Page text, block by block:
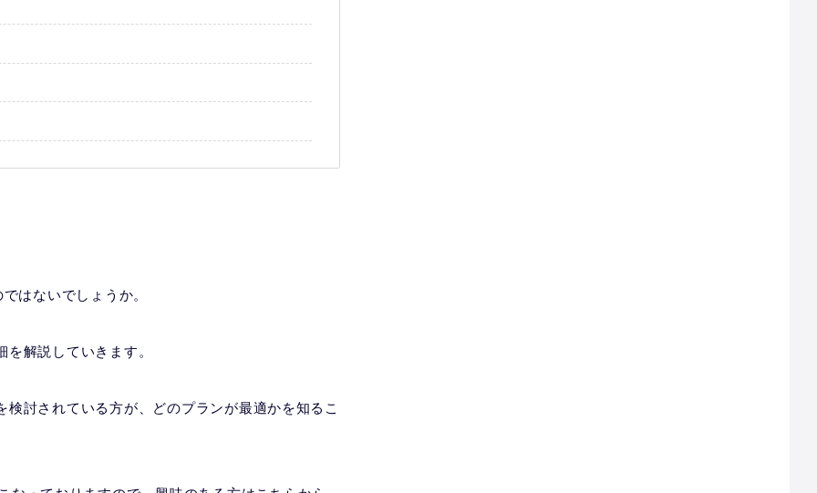
はないでしょうか。
解説していきます。
討されている方が、どのプランが最適かを知るこ